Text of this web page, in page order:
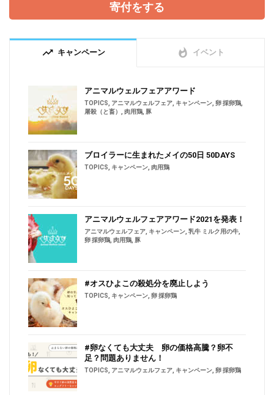
寄付をする
trending_up キャンペーン whatshot イベント
アニマルウェルフェアアワード
TOPICS アニマルウェルフェア キャンペーン 卵 採卵鶏
屠殺（と畜）
肉用鶏 豚
ブロイラーに生まれたメイの50日 50DAYS
TOPICS キャンペーン 肉用鶏
アニマルウェルフェアアワード2021を発表！
アニマルウェルフェア キャンペーン 乳牛 ミルク用の牛
卵 採卵鶏 肉用鶏 豚
#オスひよこの殺処分を廃止しよう
TOPICS キャンペーン 卵 採卵鶏
#卵なくても大丈夫 卵の価格高騰？卵不
足？問題ありません！
TOPICS アニマルウェルフェア キャンペーン 卵 採卵鶏